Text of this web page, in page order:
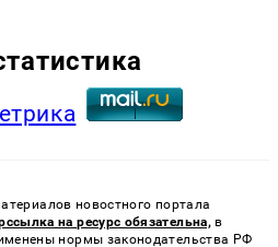
новостного портала
на ресурс обязательна, в
нормы законодательства РФ